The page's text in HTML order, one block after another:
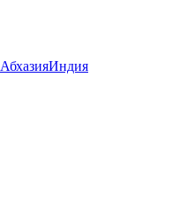
АбхазияИндия